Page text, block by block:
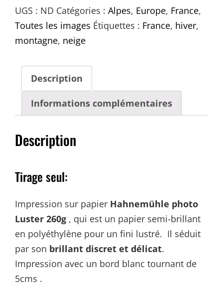
Lever
de
soleil
UGS : ND Catégories : Alpes, Europe, France,
Toutes les images Étiquettes : France, hiver,
montagne, neige
Description
Informations complémentaires
Description
Tirage seul:
Impression sur papier Hahnemühle photo
Luster 260g , qui est un papier semi-brillant
en polyéthylène pour un fini lustré. Il séduit
par son brillant discret et délicat.
Impression avec un bord blanc tournant de
5cms .